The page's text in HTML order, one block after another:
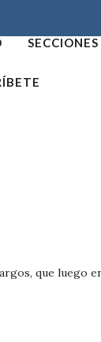
SECCIONES
que luego